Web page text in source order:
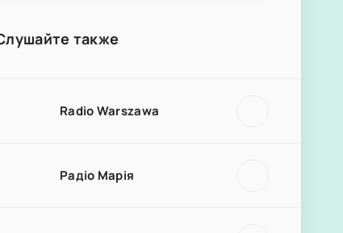
также
Radio Warszawa
Радіо Марія